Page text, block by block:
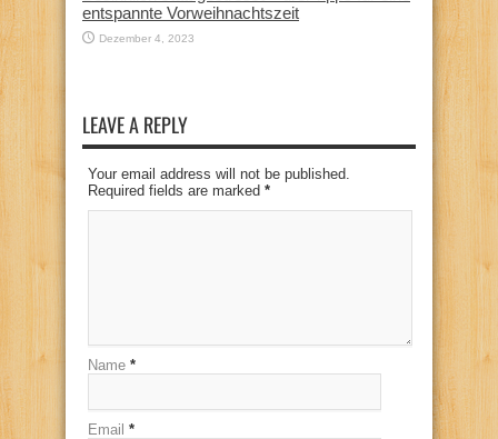
entspannte Vorweihnachtszeit
Dezember 4, 2023
LEAVE A REPLY
Your email address will not be published.
Required fields are marked *
Name *
Email *